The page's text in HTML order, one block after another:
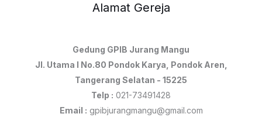
Alamat Gereja
Gedung GPIB Jurang Mangu
Jl. Utama I No.80 Pondok Karya, Pondok Aren,
Tangerang Selatan - 15225
Telp : 021-73491428
Email : gpibjurangmangu@gmail.com